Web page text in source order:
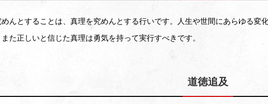
んとすることは、真理を究めんとする行いです。人生や世間にあらゆる変
た正しいと信じた真理は勇気を持って実行すべきです。
道徳追及